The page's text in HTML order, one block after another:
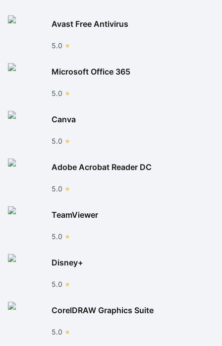
Avast Free Antivirus
5.0
Microsoft Office 365
5.0
Canva
5.0
Adobe Acrobat Reader DC
5.0
TeamViewer
5.0
Disney+
5.0
CorelDRAW Graphics Suite
5.0